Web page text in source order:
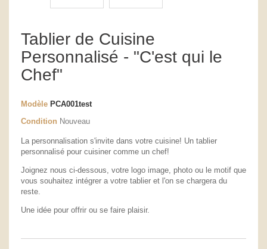
Tablier de Cuisine
Personnalisé - "C'est qui le
Chef"
Modèle PCA001test
Condition Nouveau
La personnalisation s'invite dans votre cuisine! Un tablier
personnalisé pour cuisiner comme un chef!
Joignez nous ci-dessous, votre logo image, photo ou le motif que
vous souhaitez intégrer a votre tablier et l'on se chargera du
reste.
Une idée pour offrir ou se faire plaisir.